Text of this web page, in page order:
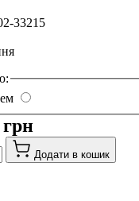
33215
грн
Додати в кошик